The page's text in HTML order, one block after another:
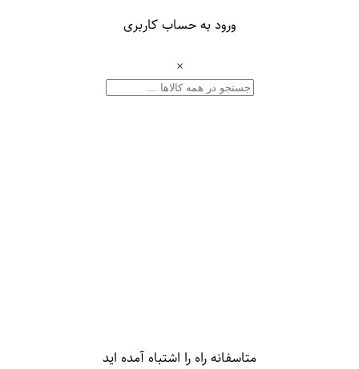
ورود به حساب کاربری
×
متاسفانه راه را اشتباه آمده اید